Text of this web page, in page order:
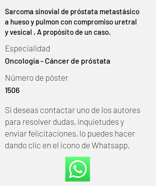
Sarcoma sinovial de próstata metastásico
a hueso y pulmon con compromiso uretral
y vesical , A propósito de un caso.
Especialidad
Oncología - Cáncer de próstata
Número de póster
1506
Si deseas contactar uno de los autores
para resolver dudas, inquietudes y
enviar felicitaciones, lo puedes hacer
dando clic en el ícono de Whatsapp.